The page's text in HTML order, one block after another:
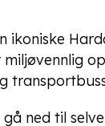
ikoniske
ned til